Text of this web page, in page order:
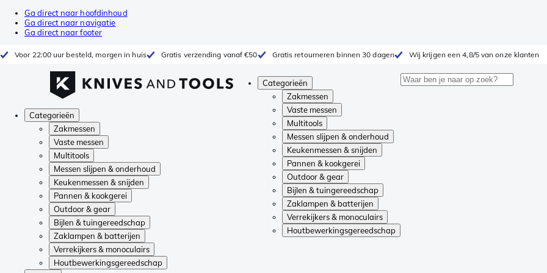
Ga direct naar hoofdinhoud
Ga direct naar navigatie
Ga direct naar footer
Voor 22:00 uur besteld, morgen in huis Gratis verzending vanaf €50 Gratis retourneren binnen 30 dagen Wij krijgen een 4,8/5 van onze klanten
Categorieën
Zakmessen
Vaste messen
Multitools
Messen slijpen & onderhoud
Keukenmessen & snijden
Pannen & kookgerei
Outdoor & gear
Bijlen & tuingereedschap
Zaklampen & batterijen
Verrekijkers & monoculairs
Houtbewerkingsgereedschap
Categorieën
Zakmessen
Vaste messen
Multitools
Messen slijpen & onderhoud
Keukenmessen & snijden
Pannen & kookgerei
Outdoor & gear
Bijlen & tuingereedschap
Zaklampen & batterijen
Verrekijkers & monoculairs
Houtbewerkingsgereedschap